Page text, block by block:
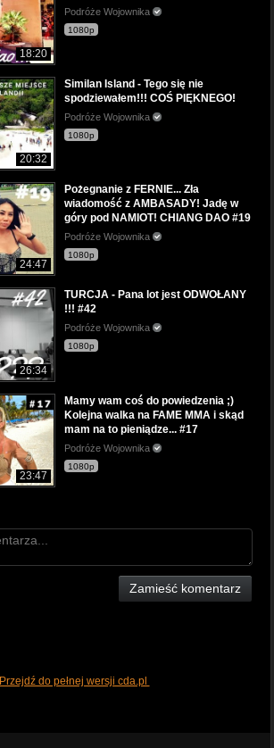
18:20
Podróże Wojownika
1080p
20:32
Similan Island - Tego się nie
spodziewałem!!! COŚ PIĘKNEGO!
Podróże Wojownika
1080p
24:47
Pożegnanie z FERNIE... Zła
wiadomość z AMBASADY! Jadę w
góry pod NAMIOT! CHIANG DAO #19
Podróże Wojownika
1080p
26:34
TURCJA - Pana lot jest ODWOŁANY
!!! #42
Podróże Wojownika
1080p
23:47
Mamy wam coś do powiedzenia ;)
Kolejna walka na FAME MMA i skąd
mam na to pieniądze... #17
Podróże Wojownika
1080p
Zamieść komentarz
Przejdź do pełnej wersji cda.pl